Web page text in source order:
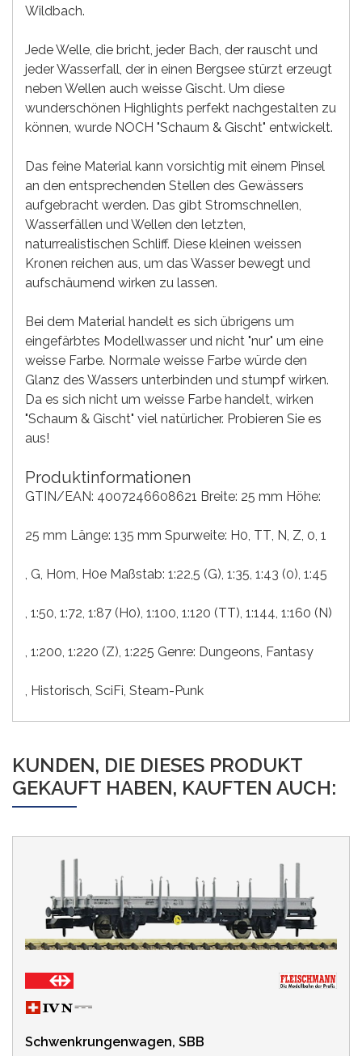
Wildbach.
Jede Welle, die bricht, jeder Bach, der rauscht und
jeder Wasserfall, der in einen Bergsee stürzt erzeugt
neben Wellen auch weisse Gischt. Um diese
wunderschönen Highlights perfekt nachgestalten zu
können, wurde NOCH "Schaum & Gischt" entwickelt.
Das feine Material kann vorsichtig mit einem Pinsel
an den entsprechenden Stellen des Gewässers
aufgebracht werden. Das gibt Stromschnellen,
Wasserfällen und Wellen den letzten,
naturrealistischen Schliff. Diese kleinen weissen
Kronen reichen aus, um das Wasser bewegt und
aufschäumend wirken zu lassen.
Bei dem Material handelt es sich übrigens um
eingefärbtes Modellwasser und nicht "nur" um eine
weisse Farbe. Normale weisse Farbe würde den
Glanz des Wassers unterbinden und stumpf wirken.
Da es sich nicht um weisse Farbe handelt, wirken
"Schaum & Gischt" viel natürlicher. Probieren Sie es
aus!
Produktinformationen
GTIN/EAN: 4007246608621 Breite: 25 mm Höhe:
25 mm Länge: 135 mm Spurweite: H0 , TT , N , Z , 0 , 1
, G , H0m , H0e Maßstab: 1:22,5 (G) , 1:35 , 1:43 (0) , 1:45
, 1:50 , 1:72 , 1:87 (H0) , 1:100 , 1:120 (TT) , 1:144 , 1:160 (N)
, 1:200 , 1:220 (Z) , 1:225 Genre: Dungeons , Fantasy
, Historisch , SciFi , Steam-Punk
KUNDEN, DIE DIESES PRODUKT
GEKAUFT HABEN, KAUFTEN AUCH:
Schwenkrungenwagen, SBB